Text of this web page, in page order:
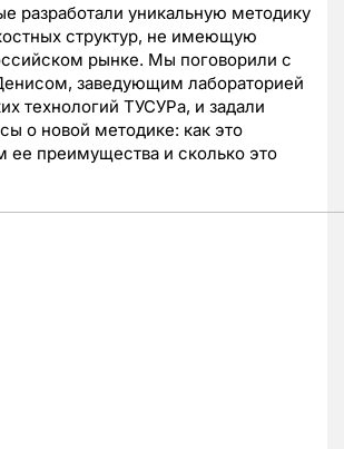
разработали уникальную методику
структур, не имеющую
рынке. Мы поговорили с
заведующим лабораторией
технологий ТУСУРа, и задали
о новой методике: как это
ее преимущества и сколько это